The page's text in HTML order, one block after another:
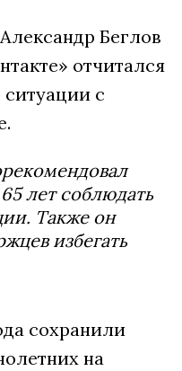
Беглов
отчитался
с
лет соблюдать
Также он
избегать
сохранили
на